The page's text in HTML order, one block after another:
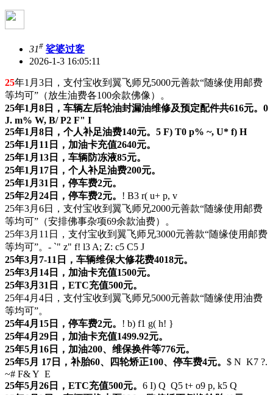
31# 娑婆过客
2026-1-3 16:05:11
25年1月3日，支付宝收到翼飞师兄5000元善款“随缘使用邮费
等均可”（放生油费各100余款佛像）。
25年1月8日，车辆左后轮油封漏油维修及预定配件共616元。 0
J. m% W, B/ P2 F" I
25年1月8日，个人补足油费140元。 5 F) T0 p% ~, U* f) H
25年1月11日，加油卡充值2640元。
25年1月13日，车辆防冻液85元。
25年1月17日，个人补足油费200元。
25年1月31日，停车费2元。
25年2月24日，停车费2元。 ! B3 r( u+ p, v
25年3月6日，支付宝收到翼飞师兄2000元善款“随缘使用邮费
等均可”（安排佛事杂项69余款油费）。
25年3月11日，支付宝收到翼飞师兄3000元善款“随缘使用邮费
等均可”。 - `" z" f! l3 A; Z: c5 C5 J
25年3月7-11日，车辆维保大修花费4018元。
25年3月14日，加油卡充值1500元。
25年3月31日，ETC充值500元。
25年4月4日，支付宝收到翼飞师兄5000元善款“随缘使用油费
等均可”。
25年4月15日，停车费2元。 ! b) f1 g( h! }
25年4月29日，加油卡充值1499.92元。
25年5月16日，加油200、维保换件等776元。
25年5月 17日，补胎60、四轮矫正100、停车费4元。 $ N K7 ?.
~# F& Y E
25年5月26日，ETC充值500元。 6 I) Q Q5 t+ o9 p, k5 Q